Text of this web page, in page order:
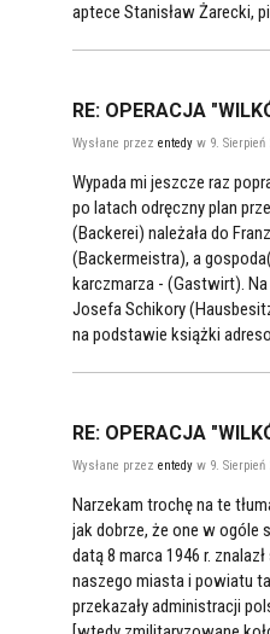
aptece Stanisław Żarecki,
RE: OPERACJA
Wysłane przez entedy w 9. Sierpień
Wypada mi jeszcze raz
po latach odręczny plan
(Backerei) należała do
(Backermeistra), a
karczmarza - (Gastwirt).
Josefa Schikory
na podstawie książki
RE: OPERACJA
Wysłane przez entedy w 9. Sierpień
Narzekam trochę na te
jak dobrze, że one w ogóle
datą 8 marca 1946 r.
naszego miasta i powiatu
przekazały administracji